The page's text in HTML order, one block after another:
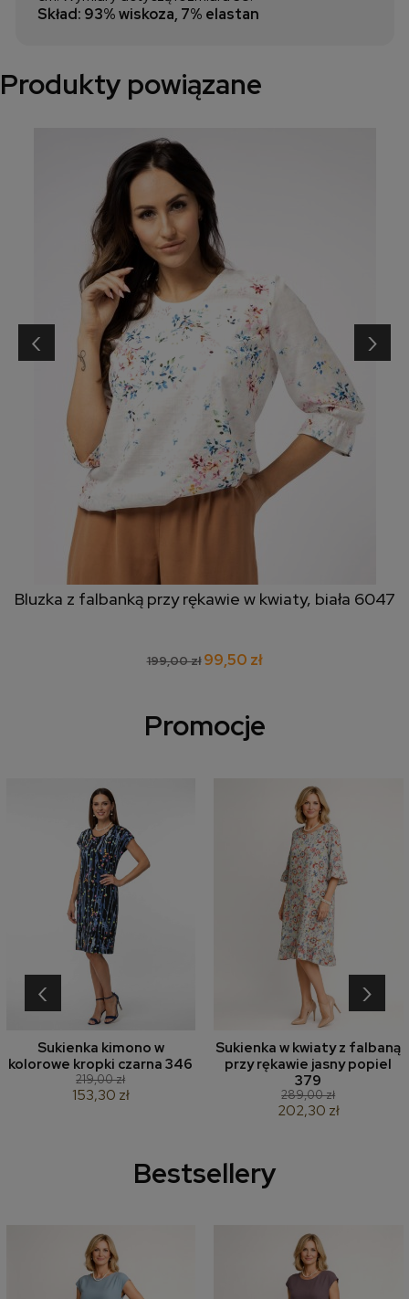
Skład: 93% wiskoza, 7% elastan
Produkty powiązane
Bluzka z falbanką przy rękawie w kwiaty, biała 6047
199,00 zł 99,50 zł
‹ ›
Promocje
Sukienka kimono w
kolorowe kropki czarna 346
219,00 zł
153,30 zł
Sukienka w kwiaty z falbaną
przy rękawie jasny popiel
379
289,00 zł
202,30 zł
‹ ›
Bestsellery